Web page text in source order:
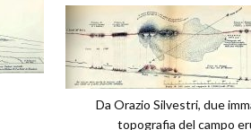
Da Orazio Silvestri, due
topografia del campo